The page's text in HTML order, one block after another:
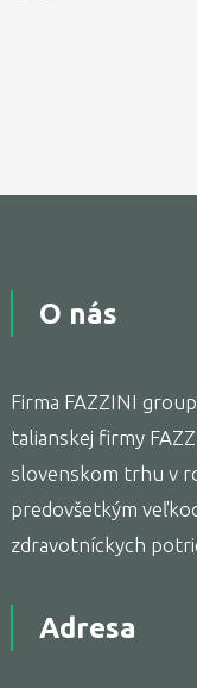
O nás
Firma FAZZINI
talianskej firmy
slovenskom trhu v
predovšetkým
zdravotníckych
Adresa